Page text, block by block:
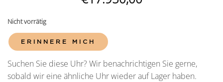
Nicht vorrätig
ERINNERE MICH
Suchen Sie diese Uhr? Wir benachrichtigen Sie gerne,
sobald wir eine ähnliche Uhr wieder auf Lager haben.